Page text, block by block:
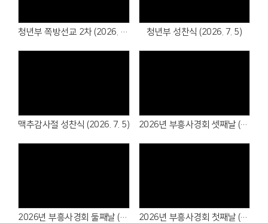
청년부 쪽방선교 2차 (2026. 7. 5) 청년부 성찬식 (2026. 7. 5)
맥추감사절 성찬식 (2026. 7. 5) 2026년 부흥사경회 셋째날 (2026. 6.24)
2026년 부흥사경회 둘째날 (2026. 6.23) 2026년 부흥사경회 첫째날 (2026. 6.22)